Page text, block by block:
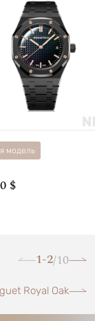
модель
$
1-2/10
Royal Oak